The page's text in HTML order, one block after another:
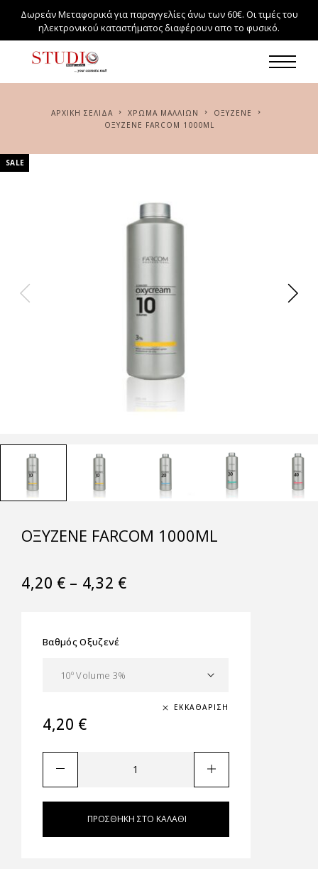
Δωρεάν Μεταφορικά για παραγγελίες άνω των 60€. Οι τιμές του
ηλεκτρονικού καταστήματος διαφέρουν απο το φυσικό.
ΑΡΧΙΚΉ ΣΕΛΊΔΑ ΧΡΏΜΑ ΜΑΛΛΙΏΝ
ΟΞΥΖΕΝΈ
ΟΞΥΖΕΝΈ FARCOM 1000ML
SALE
ΟΞΥΖΕΝΈ FARCOM 1000ML
4,20 € – 4,32 €
Βαθμός Οξυζενέ
ΕΚΚΑΘΆΡΙΣΗ
4,20 €
ΠΡΟΣΘΉΚΗ ΣΤΟ ΚΑΛΆΘΙ